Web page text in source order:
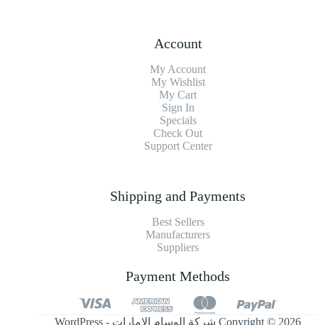
Account
My Account
My Wishlist
My Cart
Sign In
Specials
Check Out
Support Center
Shipping and Payments
Best Sellers
Manufacturers
Suppliers
Payment Methods
Copyright © 2026 شركة الوسام الإمارات - WordPress